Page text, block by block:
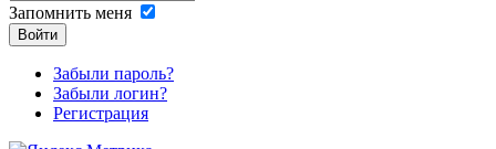
Запомнить меня
Войти
Забыли пароль?
Забыли логин?
Регистрация